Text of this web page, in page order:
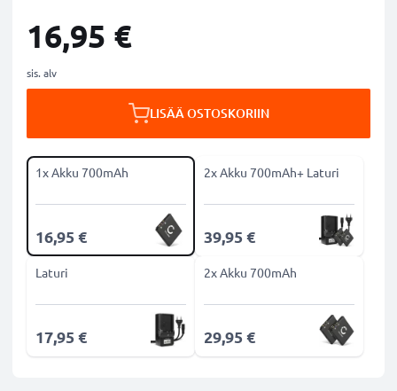
16,95 €
sis. alv
LISÄÄ OSTOSKORIIN
1x Akku 700mAh
16,95 €
2x Akku 700mAh+ Laturi
39,95 €
Laturi
17,95 €
2x Akku 700mAh
29,95 €